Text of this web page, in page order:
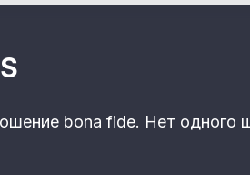
bona fide. Нет